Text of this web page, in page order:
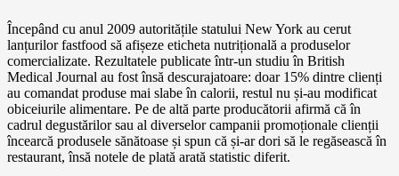
Începând cu anul 2009 autoritățile statului New York au cerut
lanțurilor fastfood să afișeze eticheta nutrițională a produselor
comercializate. Rezultatele publicate într-un studiu în British
Medical Journal au fost însă descurajatoare: doar 15% dintre clienți
au comandat produse mai slabe în calorii, restul nu și-au modificat
obiceiurile alimentare. Pe de altă parte producătorii afirmă că în
cadrul degustărilor sau al diverselor campanii promoționale clienții
încearcă produsele sănătoase și spun că și-ar dori să le regăsească în
restaurant, însă notele de plată arată statistic diferit.